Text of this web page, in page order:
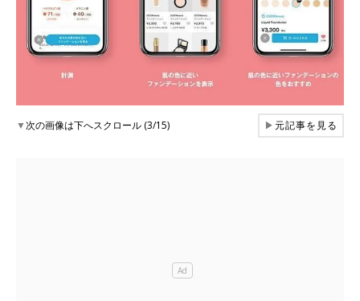
▼次の画像は下へスクロール (3/15) ▶元記事を見る